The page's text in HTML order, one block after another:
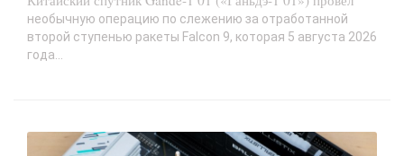
необычную операцию по слежению за отработанной
второй ступенью ракеты Falcon 9, которая 5 августа 2026
года...